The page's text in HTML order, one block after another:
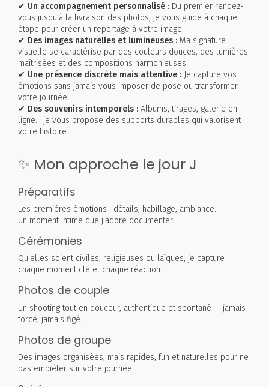
✔ Un accompagnement personnalisé : Du premier rendez-
vous jusqu’à la livraison des photos, je vous guide à chaque
étape pour créer un reportage à votre image.
✔ Des images naturelles et lumineuses : Ma signature
visuelle se caractérise par des couleurs douces, des lumières
maîtrisées et des compositions harmonieuses.
✔ Une présence discrète mais attentive : Je capture vos
émotions sans jamais vous imposer de pose ou transformer
votre journée.
✔ Des souvenirs intemporels : Albums, tirages, galerie en
ligne… je vous propose des supports durables qui valorisent
votre histoire.
✨ Mon approche le jour J
Préparatifs
Les premières émotions : détails, habillage, ambiance…
Un moment intime que j’adore documenter.
Cérémonies
Qu’elles soient civiles, religieuses ou laïques, je capture
chaque moment clé et chaque réaction.
Photos de couple
Un shooting tout en douceur, authentique et spontané — jamais
forcé, jamais figé.
Photos de groupe
Des images organisées, mais rapides, fun et naturelles pour ne
pas empiéter sur votre journée.